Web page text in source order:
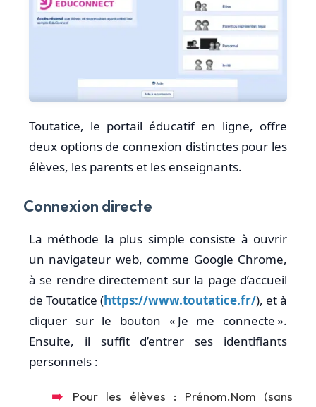
Toutatice, le portail éducatif en ligne, offre
deux options de connexion distinctes pour les
élèves, les parents et les enseignants.
Connexion directe
La méthode la plus simple consiste à ouvrir
un navigateur web, comme Google Chrome,
à se rendre directement sur la page d’accueil
de Toutatice (https://www.toutatice.fr/), et à
cliquer sur le bouton « Je me connecte ».
Ensuite, il suffit d’entrer ses identifiants
personnels :
Pour les élèves : Prénom.Nom (sans